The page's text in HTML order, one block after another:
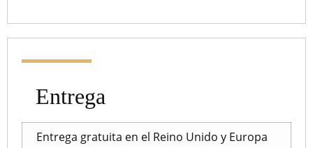
Entrega
Entrega gratuita en el Reino Unido y Europa